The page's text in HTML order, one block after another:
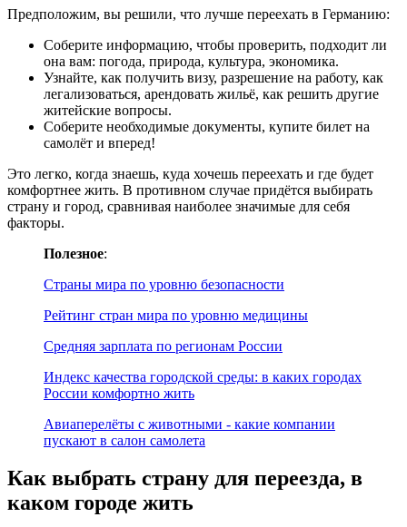
Предположим, вы решили, что лучше переехать в Германию:
Соберите информацию, чтобы проверить, подходит ли
она вам: погода, природа, культура, экономика.
Узнайте, как получить визу, разрешение на работу, как
легализоваться, арендовать жильё, как решить другие
житейские вопросы.
Соберите необходимые документы, купите билет на
самолёт и вперед!
Это легко, когда знаешь, куда хочешь переехать и где будет
комфортнее жить. В противном случае придётся выбирать
страну и город, сравнивая наиболее значимые для себя
факторы.
Полезное:
Страны мира по уровню безопасности
Рейтинг стран мира по уровню медицины
Средняя зарплата по регионам России
Индекс качества городской среды: в каких городах
России комфортно жить
Авиаперелёты с животными - какие компании
пускают в салон самолета
Как выбрать страну для переезда, в
каком городе жить​